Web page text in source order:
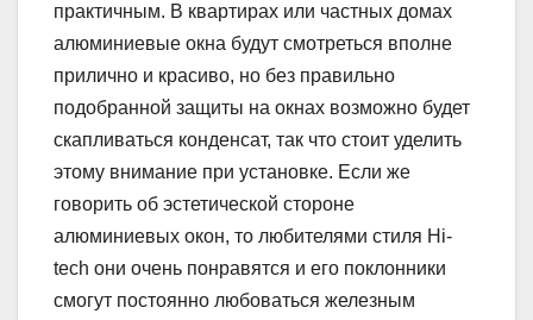
практичным. В квартирах или частных домах
алюминиевые окна будут смотреться вполне
прилично и красиво, но без правильно
подобранной защиты на окнах возможно будет
скапливаться конденсат, так что стоит уделить
этому внимание при установке. Если же
говорить об эстетической стороне
алюминиевых окон, то любителями стиля Hi-
tech они очень понравятся и его поклонники
смогут постоянно любоваться железным